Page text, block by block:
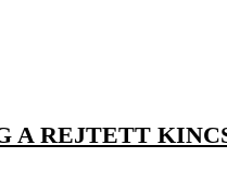
A REJTETT